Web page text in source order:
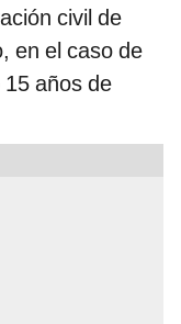
civil de
en el caso de
años de